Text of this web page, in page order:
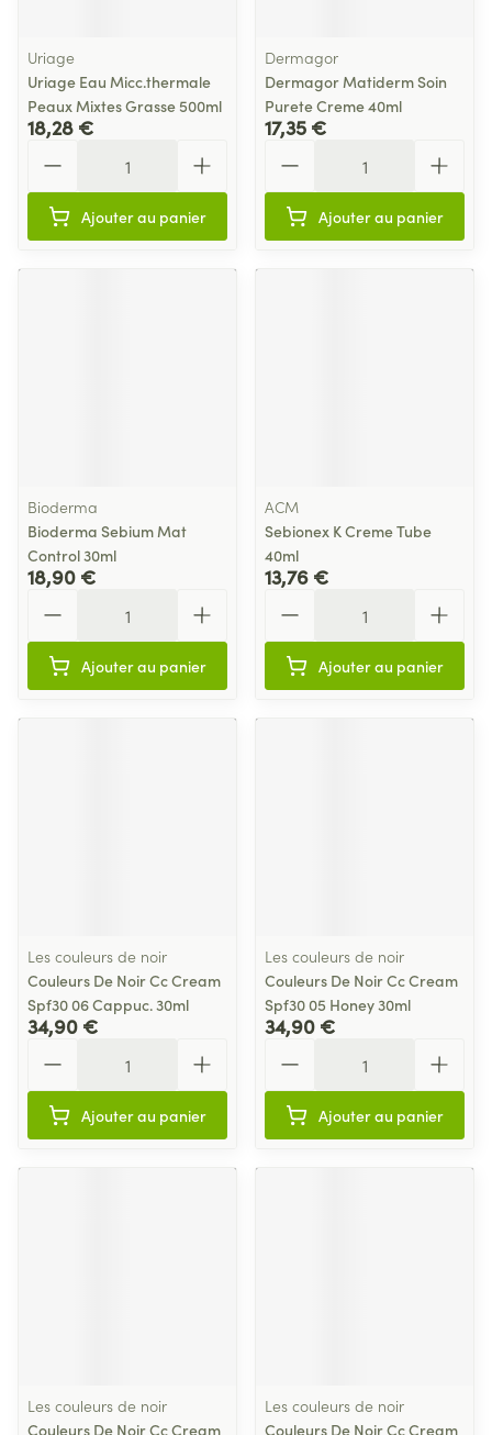
Uriage
Uriage Eau Micc.thermale
Peaux Mixtes Grasse 500ml
18,28 €
Ajouter au panier
Dermagor
Dermagor Matiderm Soin
Purete Creme 40ml
17,35 €
Ajouter au panier
Bioderma
Bioderma Sebium Mat
Control 30ml
18,90 €
Ajouter au panier
ACM
Sebionex K Creme Tube
40ml
13,76 €
Ajouter au panier
Les couleurs de noir
Couleurs De Noir Cc Cream
Spf30 06 Cappuc. 30ml
34,90 €
Ajouter au panier
Les couleurs de noir
Couleurs De Noir Cc Cream
Spf30 05 Honey 30ml
34,90 €
Ajouter au panier
Les couleurs de noir
Couleurs De Noir Cc Cream
Les couleurs de noir
Couleurs De Noir Cc Cream